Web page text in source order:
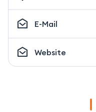
E-Mail
Website